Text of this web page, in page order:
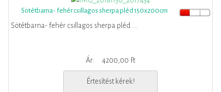
Sötétbarna- fehér csillagos sherpa pléd 150x200cm
Sötétbarna- fehér csillagos sherpa pléd ...
Ár: 4200,00 Ft
Értesítést kérek!